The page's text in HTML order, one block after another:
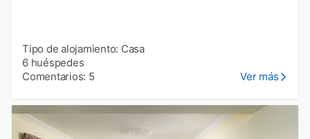
Tipo de alojamiento: Casa
6 huéspedes
Comentarios: 5
Ver más